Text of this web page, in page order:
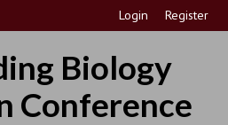
Login Register
Biology
Conference